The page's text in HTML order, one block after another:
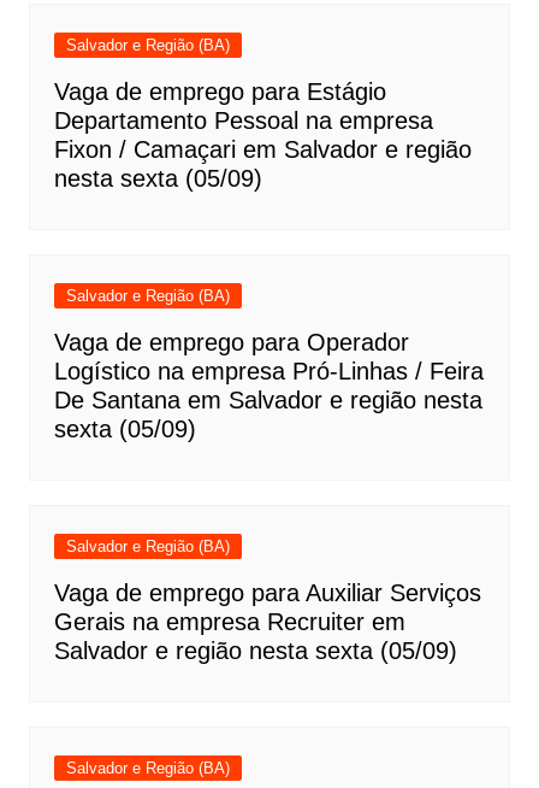
Salvador e Região (BA)
Vaga de emprego para Estágio
Departamento Pessoal na empresa
Fixon / Camaçari em Salvador e região
nesta sexta (05/09)
Salvador e Região (BA)
Vaga de emprego para Operador
Logístico na empresa Pró-Linhas / Feira
De Santana em Salvador e região nesta
sexta (05/09)
Salvador e Região (BA)
Vaga de emprego para Auxiliar Serviços
Gerais na empresa Recruiter em
Salvador e região nesta sexta (05/09)
Salvador e Região (BA)